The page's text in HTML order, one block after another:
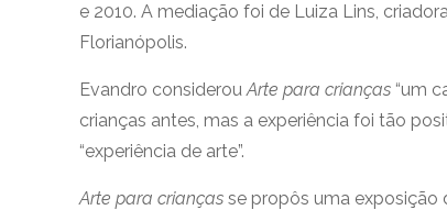
e 2010. A mediação foi de Luiza Lins,
Florianópolis.
Evandro considerouArte para crianças “um
crianças antes, mas a experiência foi tão
“experiência de arte”.
Arte para crianças se propôs uma exposição